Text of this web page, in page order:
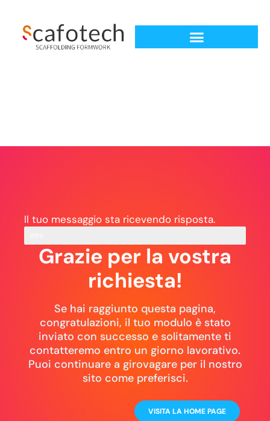
Il tuo messaggio sta ricevendo risposta.
Grazie per la vostra
richiesta!
Se hai raggiunto questa pagina,
congratulazioni, il tuo modulo è stato
inviato con successo e solitamente ti
contatteremo entro un giorno lavorativo.
Puoi continuare a girovagare per il nostro
sito come preferisci.
VISITA LA HOME PAGE